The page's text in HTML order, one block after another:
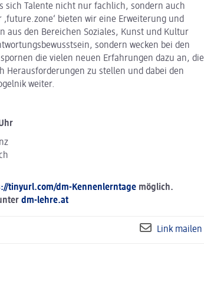
sich Talente nicht nur fachlich, sondern auch
bieten wir eine Erweiterung und
aus den Bereichen Soziales, Kunst und Kultur
sondern wecken bei den
die vielen neuen Erfahrungen dazu an, die
Herausforderungen zu stellen und dabei den
weiter.
tinyurl.com/dm-Kennenlerntage möglich.
dm-lehre.at
Link mailen